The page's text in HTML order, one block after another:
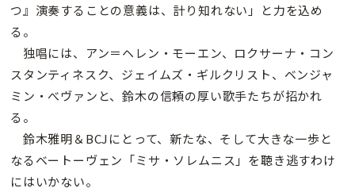
つ』演奏することの意義は、計り知れない」と力を込め
る。
独唱には、アン＝ヘレン・モーエン、ロクサーナ・コン
スタンティネスク、ジェイムズ・ギルクリスト、ベンジャ
ミン・べヴァンと、鈴木の信頼の厚い歌手たちが招かれ
る。
鈴木雅明＆BCJにとって、新たな、そして大きな一歩と
なるベートーヴェン「ミサ・ソレムニス」を聴き逃すわけ
にはいかない。